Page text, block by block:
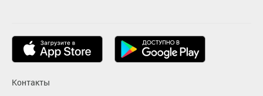
Контакты